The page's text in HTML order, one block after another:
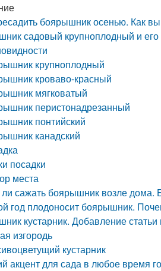
боярышник осенью. Как
садовый крупноплодный и его
крупноплодный
кроваво-красный
мягковатый
перистонадрезанный
понтийский
канадский
посадки
места
сажать боярышник возле дома.
год плодоносит боярышник.
кустарник. Добавление
изгородь
кустарник
акцент для сада в любое время